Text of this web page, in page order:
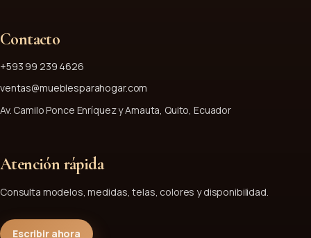
Contacto
+593 99 239 4626
ventas@mueblesparahogar.com
Av. Camilo Ponce Enríquez y Amauta, Quito, Ecuador
Atención rápida
Consulta modelos, medidas, telas, colores y disponibilidad.
Escribir ahora